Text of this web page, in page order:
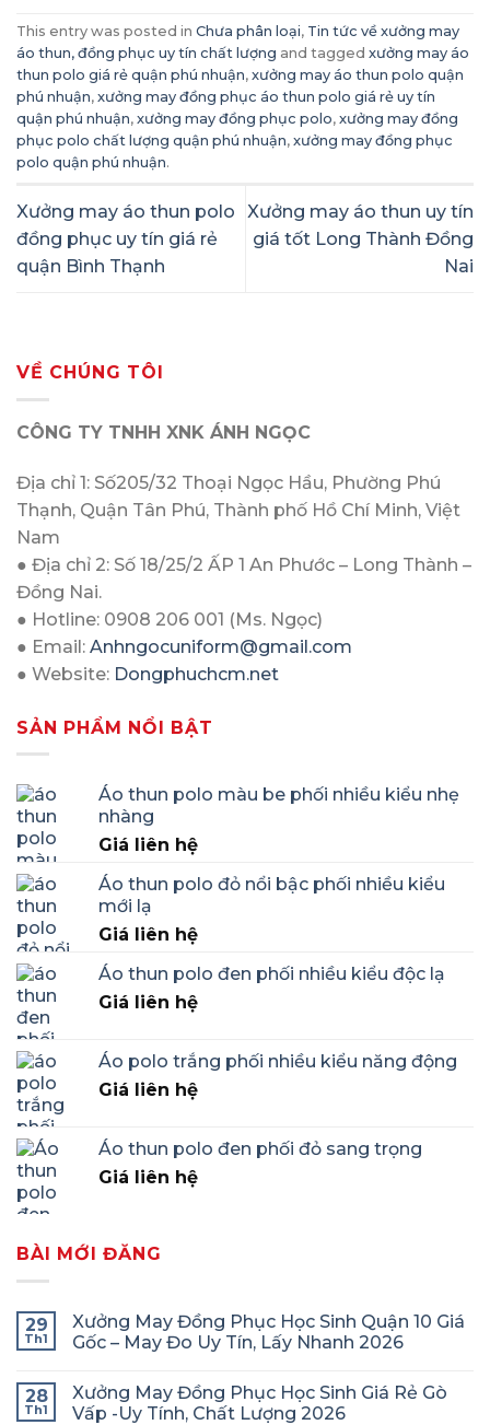
This entry was posted in Chưa phân loại, Tin tức về xưởng may
áo thun, đồng phục uy tín chất lượng and tagged xưởng may áo
thun polo giá rẻ quận phú nhuận, xưởng may áo thun polo quận
phú nhuận, xưởng may đồng phục áo thun polo giá rẻ uy tín
quận phú nhuận, xưởng may đồng phục polo, xưởng may đồng
phục polo chất lượng quận phú nhuận, xưởng may đồng phục
polo quận phú nhuận.
Xưởng may áo thun polo
đồng phục uy tín giá rẻ
quận Bình Thạnh
Xưởng may áo thun uy tín
giá tốt Long Thành Đồng
Nai
VỀ CHÚNG TÔI
CÔNG TY TNHH XNK ÁNH NGỌC
Địa chỉ 1: Số205/32 Thoại Ngọc Hầu, Phường Phú
Thạnh, Quận Tân Phú, Thành phố Hồ Chí Minh, Việt
Nam
● Địa chỉ 2: Số 18/25/2 ẤP 1 An Phước – Long Thành –
Đồng Nai.
● Hotline: 0908 206 001 (Ms. Ngọc)
● Email: Anhngocuniform@gmail.com
● Website: Dongphuchcm.net
SẢN PHẨM NỔI BẬT
Áo thun polo màu be phối nhiều kiểu nhẹ
nhàng
Giá liên hệ
Áo thun polo đỏ nổi bậc phối nhiều kiểu
mới lạ
Giá liên hệ
Áo thun polo đen phối nhiều kiểu độc lạ
Giá liên hệ
Áo polo trắng phối nhiều kiểu năng động
Giá liên hệ
Áo thun polo đen phối đỏ sang trọng
Giá liên hệ
BÀI MỚI ĐĂNG
29
Th1
Xưởng May Đồng Phục Học Sinh Quận 10 Giá
Gốc – May Đo Uy Tín, Lấy Nhanh 2026
28
Th1
Xưởng May Đồng Phục Học Sinh Giá Rẻ Gò
Vấp -Uy Tính, Chất Lượng 2026